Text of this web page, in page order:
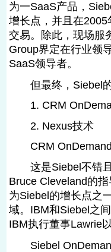
为一SaaS产品，
增长点，并且在
交易。除此，现场服
Group界定在行业领
SaaS领导者。
但最终，Siebel的
1. CRM
2. Nexus技
CRM
这是Siebel不错且
Bruce Cleveland的
为Siebel的增长点之
域。IBM和Siebel之
IBM执行董事
Siebel OnDemand